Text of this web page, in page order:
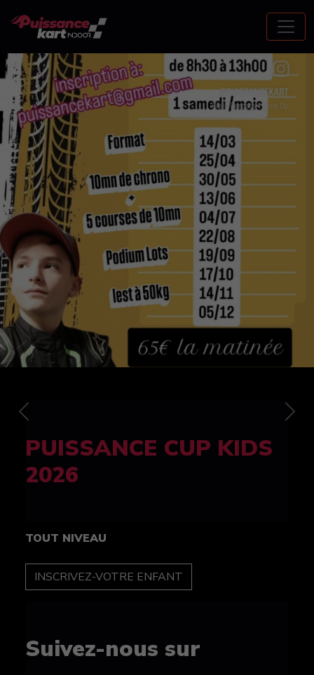
FELINE CUP 100%
féminine
TOUT NIVEAU
INSCRIPTION
Suivez-nous sur
Previous Next